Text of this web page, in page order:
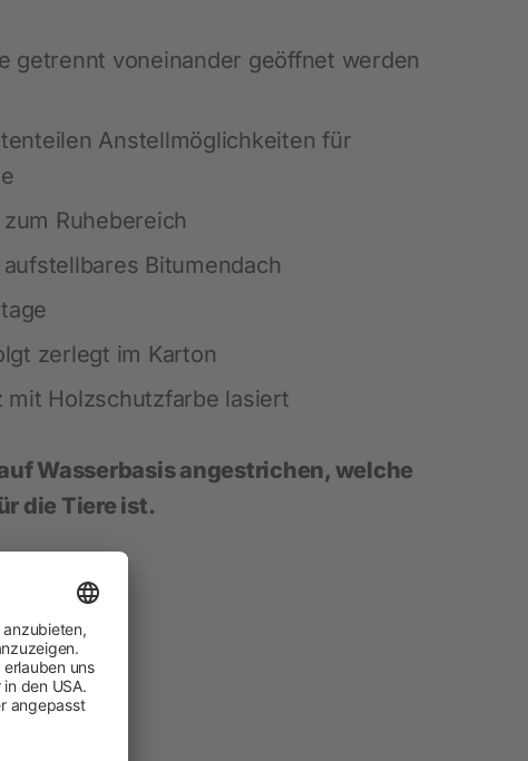
Hobbyfarming
Geflügelbedarf
Kaninchenhaltung
Wildvogel
getrennt voneinander geöffnet werden
Anstellmöglichkeiten für
Ruhebereich
Bitumendach
zerlegt im Karton
mit Holzschutzfarbe lasiert
Wasserbasis angestrichen, welche
die Tiere ist.